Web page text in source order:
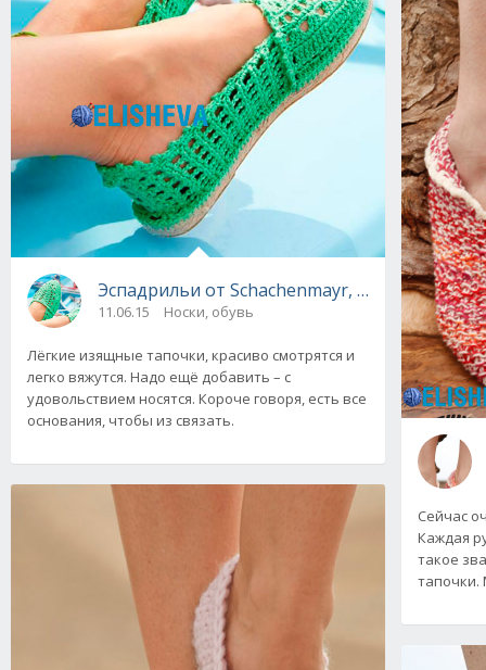
Эспадрильи от Schachenmayr, вязаные
11.06.15 Носки, обувь
Лёгкие изящные тапочки, красиво смотрятся и
легко вяжутся. Надо ещё добавить – с
удовольствием носятся. Короче говоря, есть все
основания, чтобы из связать.
Сейчас
Каждая
такое
тапочки.